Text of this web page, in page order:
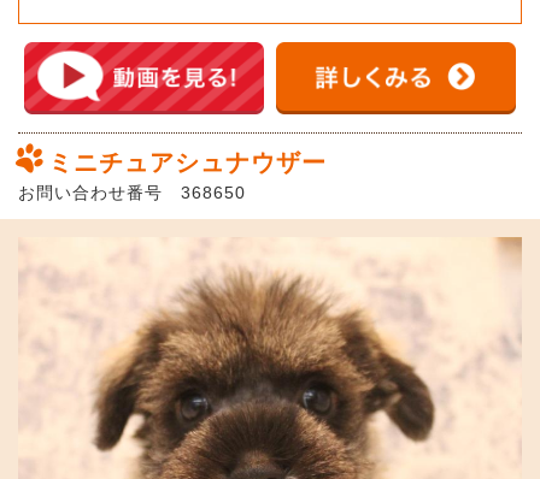
ミニチュアシュナウザー
お問い合わせ番号 368650